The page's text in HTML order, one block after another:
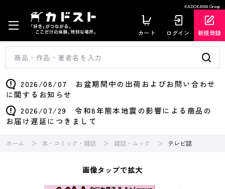
KADOKAWA Group
カート ログイン 新規登録
2026/08/07 お盆期間中の出荷およびお問い合わせ
に関するお知らせ
2026/07/29 令和8年熊本地震の影響による商品の
お届け遅延につきまして
ホーム 本・コミック・雑誌 雑誌・ムック テレビ誌
画像タップで拡大